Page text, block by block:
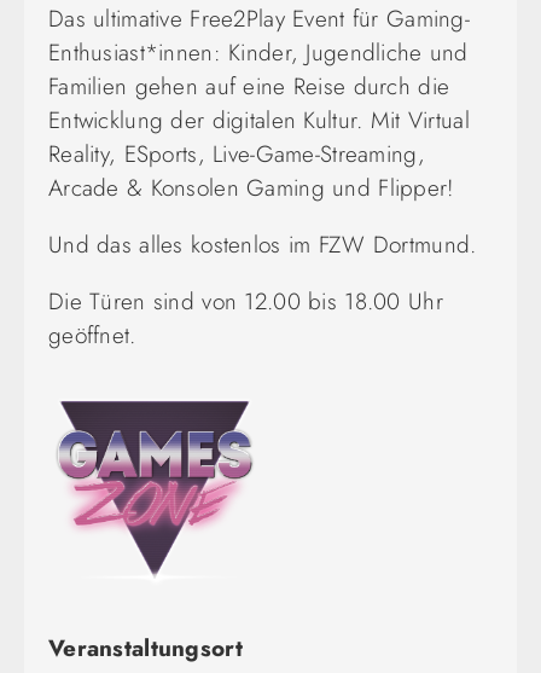
Das ultimative Free2Play Event für Gaming-
Enthusiast*innen: Kinder, Jugendliche und
Familien gehen auf eine Reise durch die
Entwicklung der digitalen Kultur. Mit Virtual
Reality, ESports, Live-Game-Streaming,
Arcade & Konsolen Gaming und Flipper!
Und das alles kostenlos im FZW Dortmund.
Die Türen sind von 12.00 bis 18.00 Uhr
geöffnet.
Veranstaltungsort